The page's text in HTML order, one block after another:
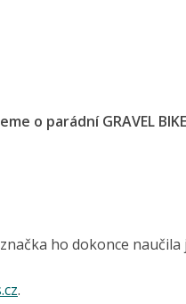
o parádní GRAVEL BIKE
ho dokonce
.